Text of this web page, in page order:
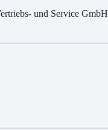
und Service GmbH